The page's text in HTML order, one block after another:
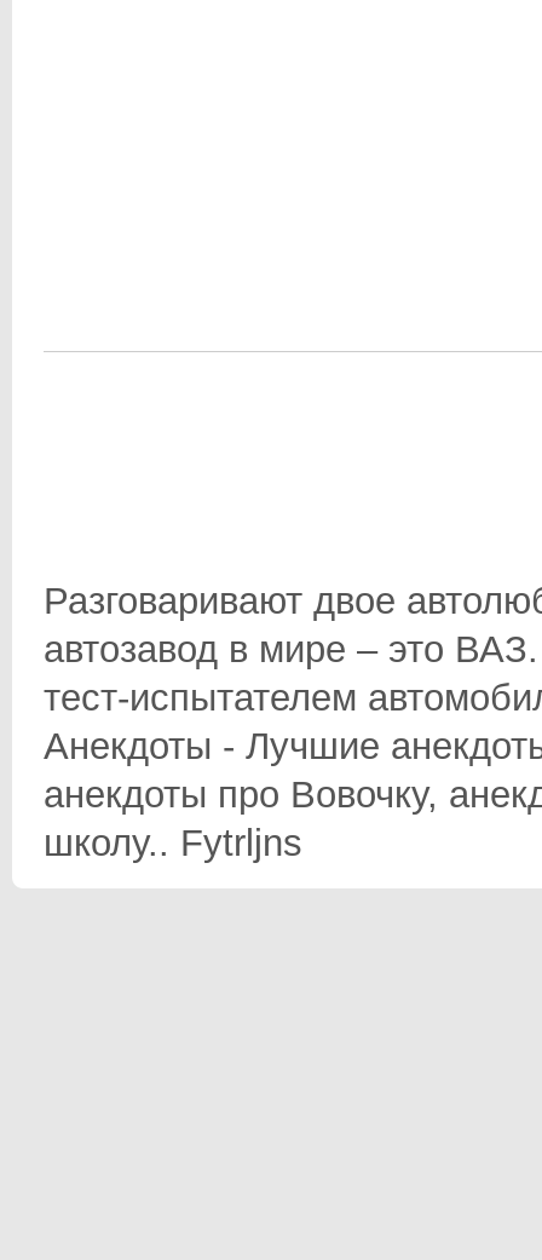
Разговаривают двое
автозавод в мире – это
тест-испытателем
Анекдоты - Лучшие
анекдоты про Вовочку,
школу.. Fytrljns